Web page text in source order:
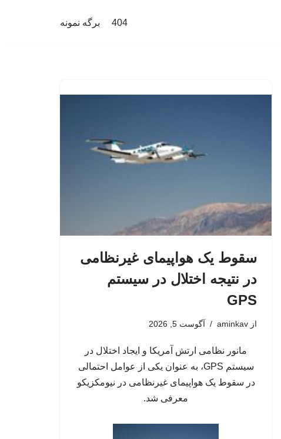
404 برگه نمونه
سقوط یک هواپیمای غیرنظامی
در نتیجه اختلال در سیستم‌
GPS
از aminkav آگوست 5, 2026
مانور نظامی ارتش آمریکا و ایجاد اختلال در
سیستم‌ GPS، به عنوان یکی از عوامل احتمالی
در سقوط یک هواپیمای غیرنظامی در نیومکزیکو
معرفی شد.